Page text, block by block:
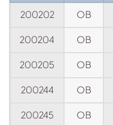
200202 OB
200204 OB
200205 OB
200244 OB
200245 OB